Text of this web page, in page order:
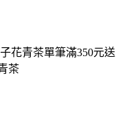
花青茶單筆滿350元送
茶